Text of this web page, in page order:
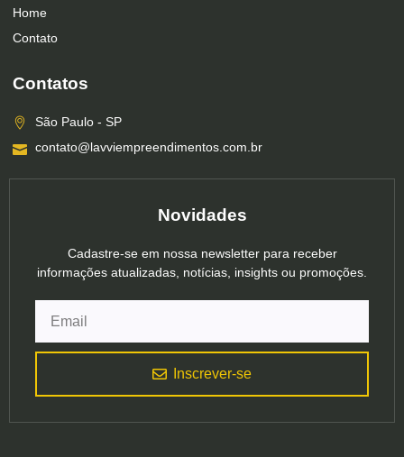
Home
Contato
Contatos
São Paulo - SP
contato@lavviempreendimentos.com.br
Novidades
Cadastre-se em nossa newsletter para receber
informações atualizadas, notícias, insights ou promoções.
Inscrever-se